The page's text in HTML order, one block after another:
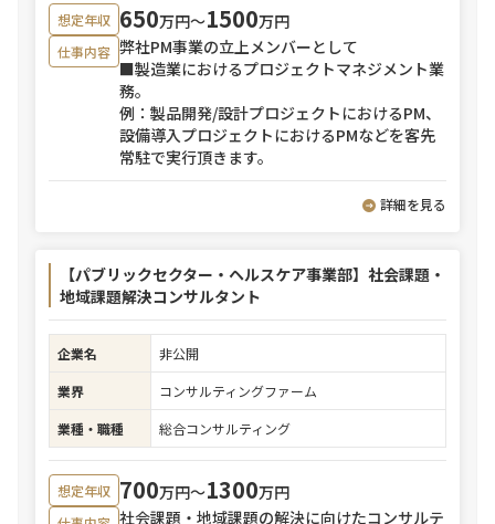
想定年収 650万円〜1500万円
仕事内容 弊社PM事業の立上メンバーとして
■製造業におけるプロジェクトマネジメント業
務。
例：製品開発/設計プロジェクトにおけるPM、
設備導入プロジェクトにおけるPMなどを客先
常駐で実行頂きます。
詳細を見る
【パブリックセクター・ヘルスケア事業部】社会課題・
地域課題解決コンサルタント
企業名
非公開
業界
コンサルティングファーム
業種・職種
総合コンサルティング
想定年収 700万円〜1300万円
社会課題・地域課題の解決に向けたコンサルテ